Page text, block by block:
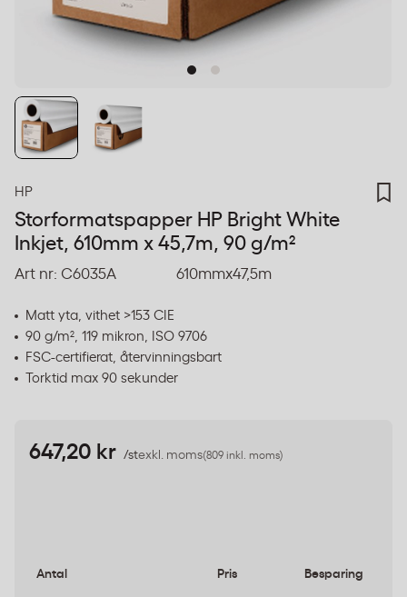
HP
Storformatspapper HP Bright White
Inkjet, 610mm x 45,7m, 90 g/m²
Art nr: C6035A 610mmx47,5m
Matt yta, vithet >153 CIE
90 g/m², 119 mikron, ISO 9706
FSC-certifierat, återvinningsbart
Torktid max 90 sekunder
647,20 kr /stexkl. moms(809 inkl. moms)
Antal Pris Besparing